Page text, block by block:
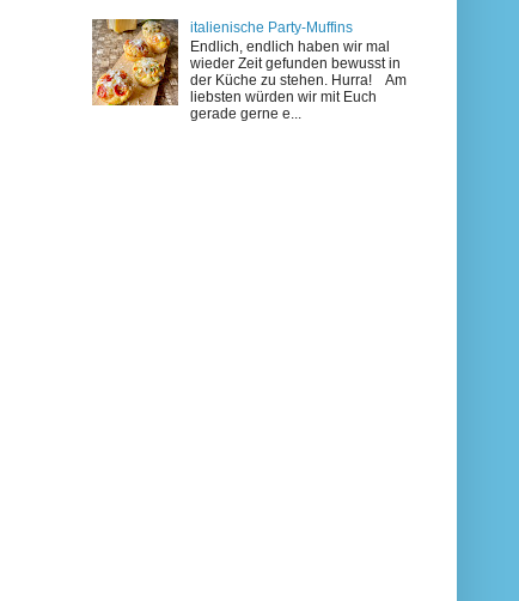
italienische Party-Muffins
Endlich, endlich haben wir mal
wieder Zeit gefunden bewusst in
der Küche zu stehen. Hurra! Am
liebsten würden wir mit Euch
gerade gerne e...